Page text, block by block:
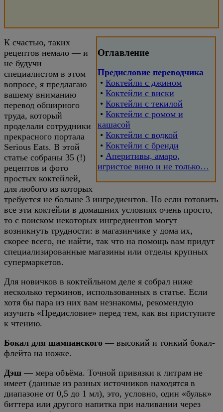
Оглавление
Предисловие переводчика
• Коктейли с джином
• Коктейли с виски
• Коктейли с текилой
• Коктейли с ромом и
кашасой
• Коктейли с водкой
• Коктейли с бренди
• Аперитивы, амаро,
игристое вино и не только…
К счастью, таких
рецептов немало — и
не будучи
специалистом в этом
вопросе, я предлагаю
вашему вниманию
перевод обширного
труда, который
проделали сотрудники
прекрасного портала
Serious Eats. В этой
статье собраны 35 (!)
рецептов и фото
простых коктейлей,
для любого из которых
требуется не больше 3 ингредиентов. Но если готовить
все эти коктейли в домашних условиях очень просто,
то с поиском некоторых ингредиентов могут
возникнуть трудности: в магазинчике у дома их,
скорее всего, не найти, так что на помощь вам придут
специализированные магазины или отделы крупных
супермаркетов.
Для новичков в коктейльном деле я собрал ниже
несколько терминов, использованных в статье. Если
хотя бы пара из них вам незнакомы, рекомендую
изучить «Предисловие» перед тем, как вы приступите
к чтению.
Бокал для шампанского — высокий и тонкий бокал-
флейта на ножке.
Дэш — мера объёма. Точной привязки к литрам не
имеет (данные из разных источников находятся в
диапазоне от 0,5 до 1 мл), это, условно, один «бульк»
биттера или другого напитка при наливании через